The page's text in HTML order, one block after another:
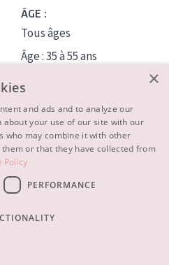
ÂGE :
Tous âges
Âge : 35 à 55 ans
×
and ads and to analyze our
your use of our site with our
who may combine it with other
or that they have collected from
Policy
PERFORMANCE